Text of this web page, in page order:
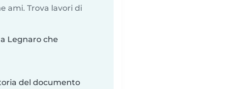
ami. Trova lavori di
Legnaro che
del documento